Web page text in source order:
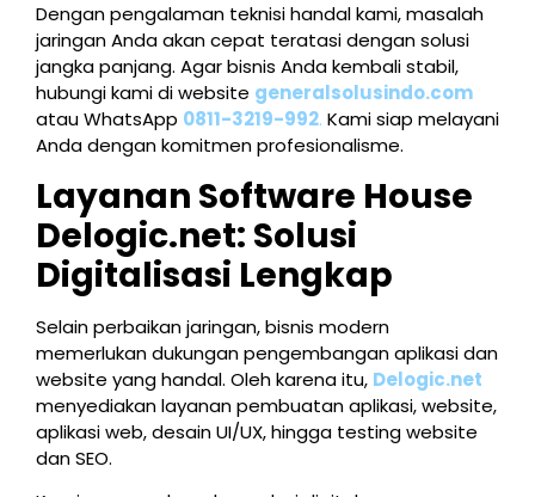
Dengan pengalaman teknisi handal kami, masalah
jaringan Anda akan cepat teratasi dengan solusi
jangka panjang. Agar bisnis Anda kembali stabil,
hubungi kami di website generalsolusindo.com
atau WhatsApp 0811-3219-992. Kami siap melayani
Anda dengan komitmen profesionalisme.
Layanan Software House
Delogic.net: Solusi
Digitalisasi Lengkap
Selain perbaikan jaringan, bisnis modern
memerlukan dukungan pengembangan aplikasi dan
website yang handal. Oleh karena itu, Delogic.net
menyediakan layanan pembuatan aplikasi, website,
aplikasi web, desain UI/UX, hingga testing website
dan SEO.